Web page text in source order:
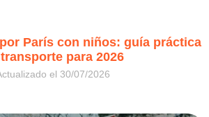
París con niños: guía práctica
para 2026
30/07/2026